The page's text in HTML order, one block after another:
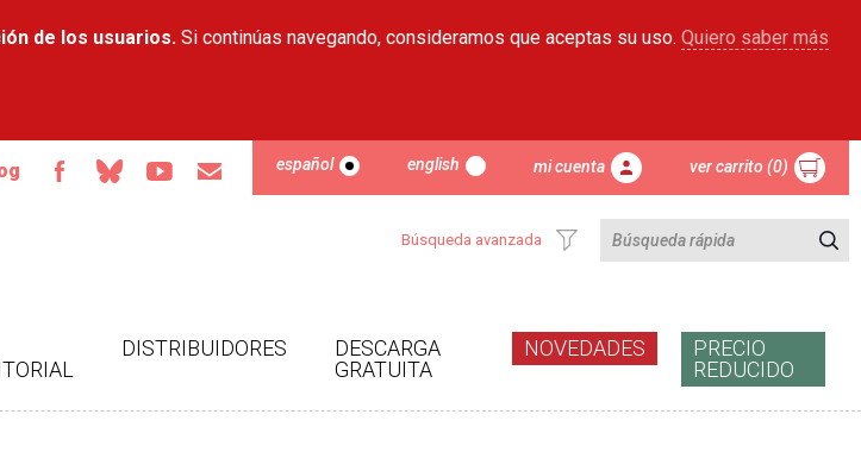
de los usuarios. Si continúas navegando, consideramos que aceptas su uso. Quiero saber más
español english mi cuenta ver carrito (0)
Búsqueda avanzada
DISTRIBUIDORES
DESCARGA
GRATUITA
NOVEDADES
PRECIO
REDUCIDO